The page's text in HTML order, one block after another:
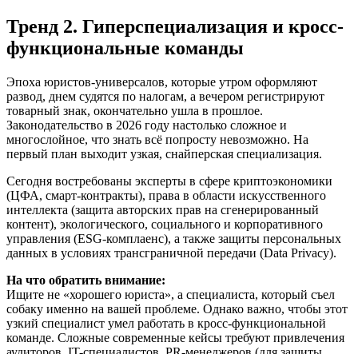
Тренд 2. Гиперспециализация и кросс-
функциональные команды
Эпоха юристов-универсалов, которые утром оформляют
развод, днем судятся по налогам, а вечером регистрируют
товарный знак, окончательно ушла в прошлое.
Законодательство в 2026 году настолько сложное и
многослойное, что знать всё попросту невозможно. На
первый план выходит узкая, снайперская специализация.
Сегодня востребованы эксперты в сфере криптоэкономики
(ЦФА, смарт-контракты), права в области искусственного
интеллекта (защита авторских прав на сгенерированный
контент), экологического, социального и корпоративного
управления (ESG-комплаенс), а также защиты персональных
данных в условиях трансграничной передачи (Data Privacy).
На что обратить внимание:
Ищите не «хорошего юриста», а специалиста, который съел
собаку именно на вашей проблеме. Однако важно, чтобы этот
узкий специалист умел работать в кросс-функциональной
команде. Сложные современные кейсы требуют привлечения